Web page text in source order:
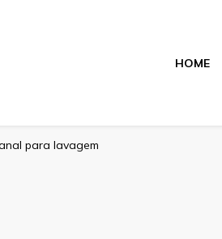
HOME
para lavagem